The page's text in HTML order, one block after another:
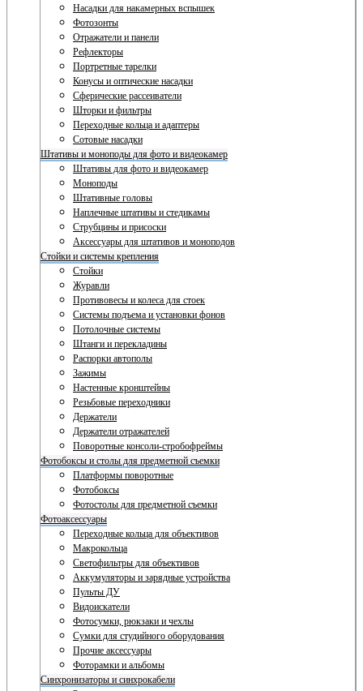
Насадки для накамерных вспышек
Фотозонты
Отражатели и панели
Рефлекторы
Портретные тарелки
Конусы и оптические насадки
Сферические рассеиватели
Шторки и фильтры
Переходные кольца и адаптеры
Сотовые насадки
Штативы и моноподы для фото и видеокамер
Штативы для фото и видеокамер
Моноподы
Штативные головы
Наплечные штативы и стедикамы
Струбцины и присоски
Аксессуары для штативов и моноподов
Стойки и системы крепления
Стойки
Журавли
Противовесы и колеса для стоек
Системы подъема и установки фонов
Потолочные системы
Штанги и перекладины
Распорки автополы
Зажимы
Настенные кронштейны
Резьбовые переходники
Держатели
Держатели отражателей
Поворотные консоли-стробофреймы
Фотобоксы и столы для предметной съемки
Платформы поворотные
Фотобоксы
Фотостолы для предметной съемки
Фотоаксессуары
Переходные кольца для объективов
Макрокольца
Светофильтры для объективов
Аккумуляторы и зарядные устройства
Пульты ДУ
Видоискатели
Фотосумки, рюкзаки и чехлы
Сумки для студийного оборудования
Прочие аксессуары
Фоторамки и альбомы
Синхронизаторы и синхрокабели